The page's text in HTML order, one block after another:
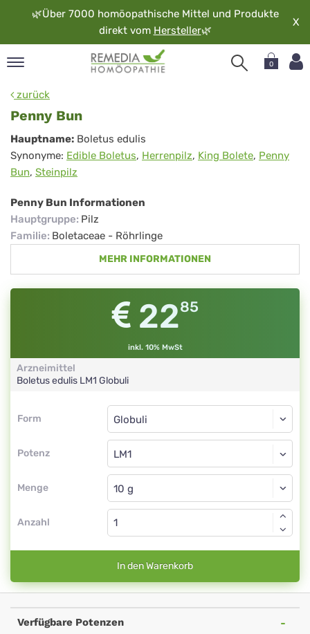
🌿Über 7000 homöopathische Mittel und Produkte
direkt vom Hersteller🌿
X
0
zurück
Penny Bun
Penny
Bun
Hauptname: Boletus edulis
Synonyme: Edible Boletus, Herrenpilz, King Bolete, Penny
Bun, Steinpilz
Penny Bun Informationen
Hauptgruppe: Pilz
Familie: Boletaceae - Röhrlinge
MEHR INFORMATIONEN
2285
inkl. 10% MwSt
Arzneimittel
Boletus edulis LM1 Globuli
Form
Form
Potenz
Globuli
LM1
Menge
Globuli
Anzahl
In den Warenkorb
Verfügbare Potenzen